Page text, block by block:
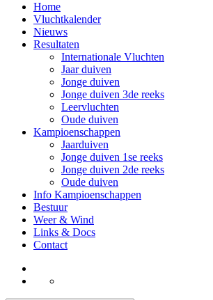
Home
Vluchtkalender
Nieuws
Resultaten
Internationale Vluchten
Jaar duiven
Jonge duiven
Jonge duiven 3de reeks
Leervluchten
Oude duiven
Kampioenschappen
Jaarduiven
Jonge duiven 1se reeks
Jonge duiven 2de reeks
Oude duiven
Info Kampioenschappen
Bestuur
Weer & Wind
Links & Docs
Contact